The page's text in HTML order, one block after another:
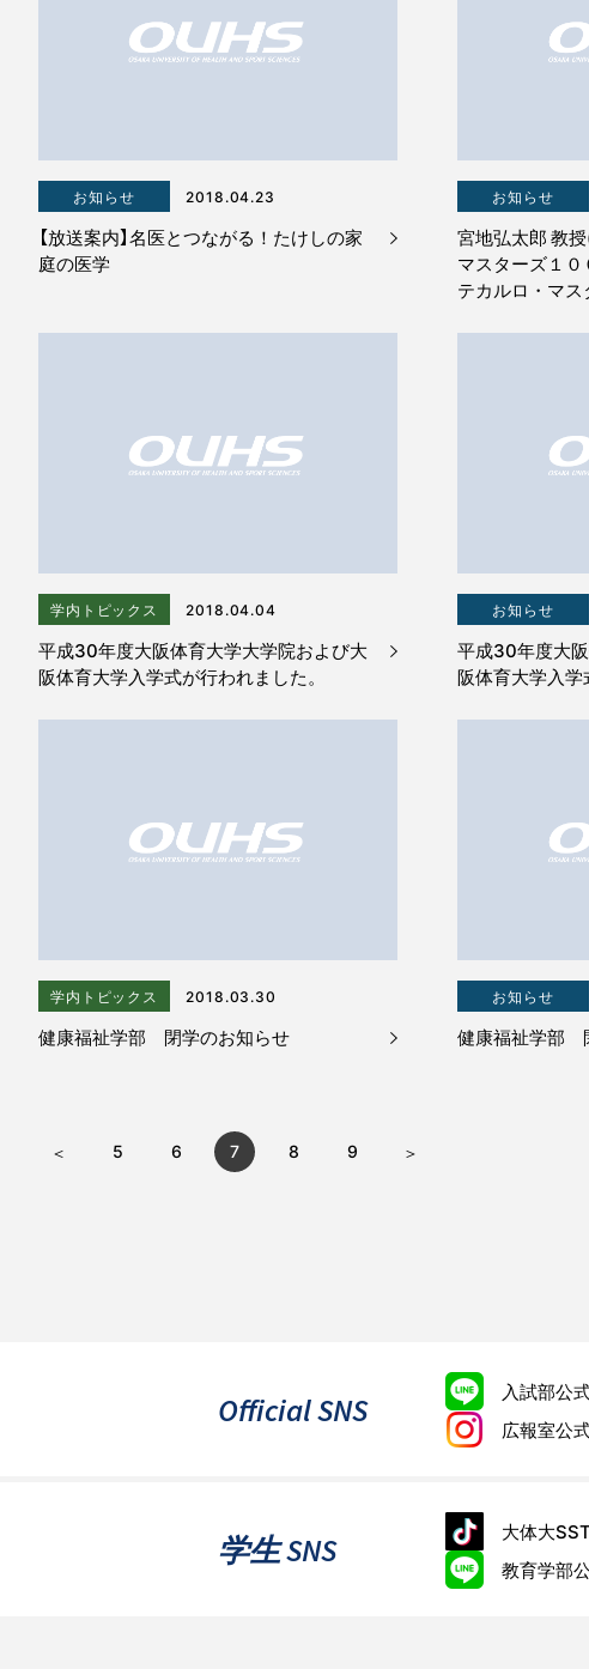
お知らせ 2018.04.23
【放送案内】名医とつながる！たけしの家
庭の医学
お知らせ
宮地弘太郎 教
マスターズ１
テカルロ・マス
学内トピックス 2018.04.04
平成30年度大阪体育大学大学院および大
阪体育大学入学式が行われました。
お知らせ
平成30年度大
阪体育大学入学
学内トピックス 2018.03.30
健康福祉学部 閉学のお知らせ
お知らせ
健康福祉学部
5 6 7 8 9
Official SNS 入試部公
広報室公
学生 SNS 大体大SST
教育学部